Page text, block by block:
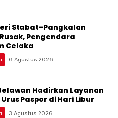
Stabat–Pangkalan
Pengendara
Celaka
6 Agustus 2026
Hadirkan Layanan
Paspor di Hari Libur
3 Agustus 2026